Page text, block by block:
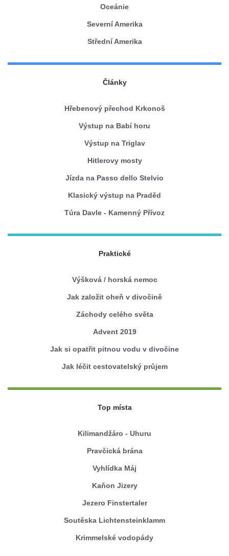
Oceánie
Severní Amerika
Střední Amerika
Články
Hřebenový přechod Krkonoš
Výstup na Babí horu
Výstup na Triglav
Hitlerovy mosty
Jízda na Passo dello Stelvio
Klasický výstup na Praděd
Túra Davle - Kamenný Přívoz
Praktické
Výšková / horská nemoc
Jak založit oheň v divočině
Záchody celého světa
Advent 2019
Jak si opatřit pitnou vodu v divočine
Jak léčit cestovatelský průjem
Top místa
Kilimandžáro - Uhuru
Pravčická brána
Vyhlídka Máj
Kaňon Jizery
Jezero Finstertaler
Soutěska Lichtensteinklamm
Krimmelské vodopády